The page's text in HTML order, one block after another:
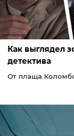
Как выглядел
детектива
От плаща